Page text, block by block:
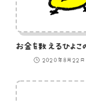
2020年8月22日